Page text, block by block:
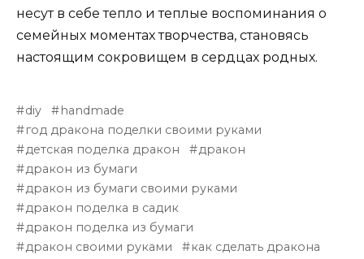
несут в себе тепло и теплые воспоминания о
семейных моментах творчества, становясь
настоящим сокровищем в сердцах родных.
diy
handmade
год дракона поделки своими руками
детская поделка дракон
дракон
дракон из бумаги
дракон из бумаги своими руками
дракон поделка в садик
дракон поделка из бумаги
дракон своими руками
как сделать дракона